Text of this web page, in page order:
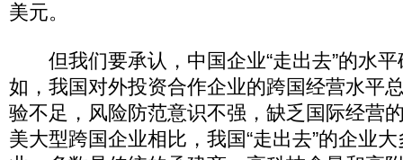
美元。
但我们要承认，中国企业“走出去”的水平
如，我国对外投资合作企业的跨国经营水平
验不足，风险防范意识不强，缺乏国际经营
美大型跨国企业相比，我国“走出去”的企业